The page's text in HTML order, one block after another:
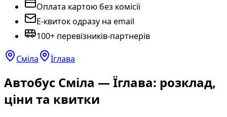
Оплата картою без комісії
E-квиток одразу на email
100+ перевізників-партнерів
Сміла Їглава
Автобус Сміла — Їглава: розклад,
ціни та квитки